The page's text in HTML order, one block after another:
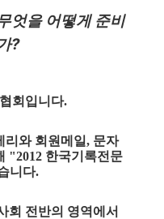
엇을 어떻게 준비
?
회입니다.
리와 회원메일, 문자
"2012 한국기록전문
니다.
회 전반의 영역에서